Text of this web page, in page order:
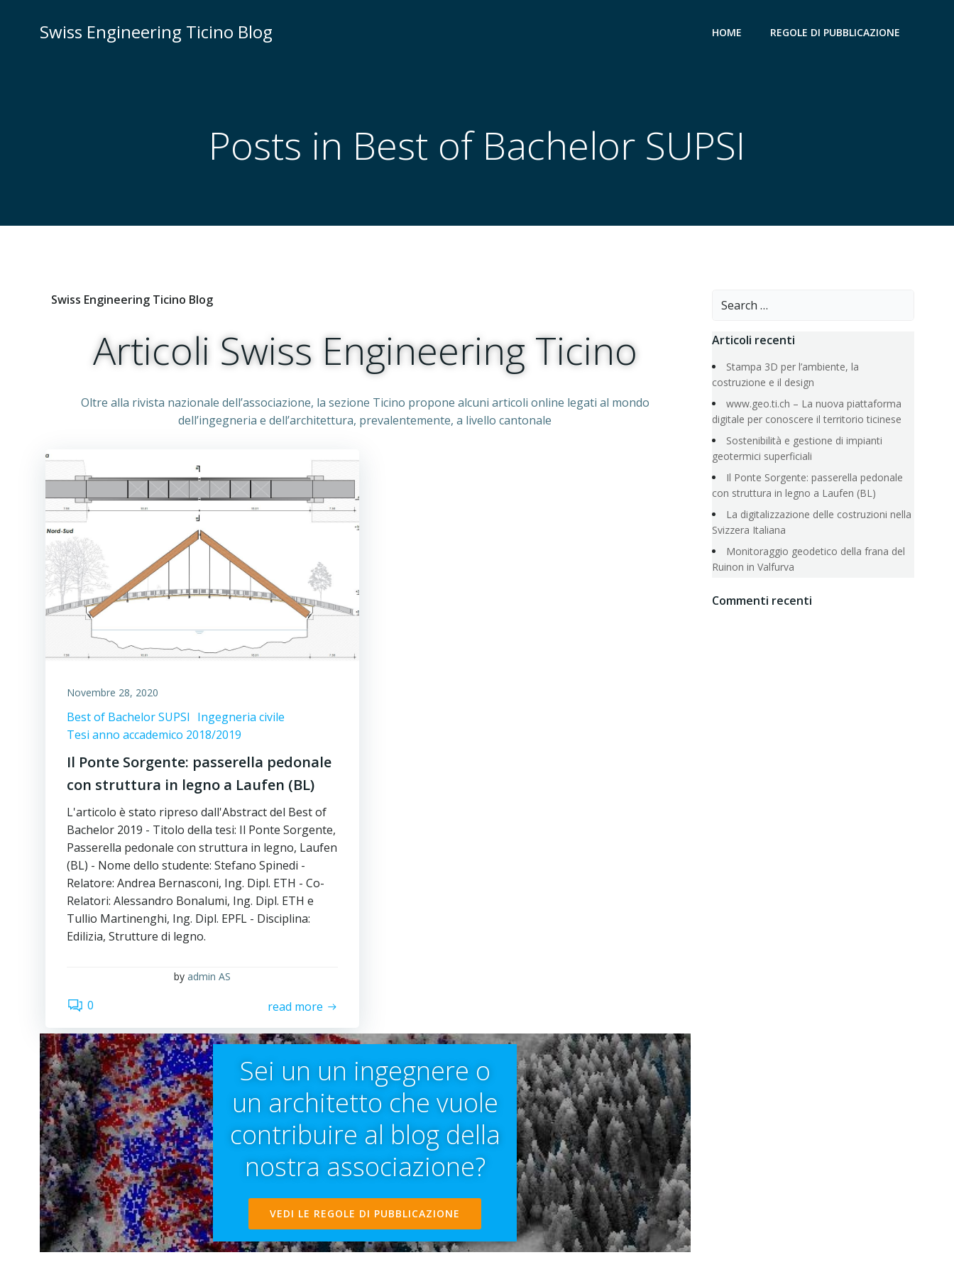
contenutoSwiss Engineering Ticino Blog HOME REGOLE DI PUBBLICAZIONE
Posts in Best of Bachelor SUPSI
Swiss Engineering Ticino Blog
Articoli Swiss Engineering Ticino
Oltre alla rivista nazionale dell’associazione, la sezione Ticino propone alcuni articoli online legati al mondo
dell’ingegneria e dell’architettura, prevalentemente, a livello cantonale
Novembre 28, 2020
Best of Bachelor SUPSI Ingegneria civile
Tesi anno accademico 2018/2019
Il Ponte Sorgente: passerella pedonale
con struttura in legno a Laufen (BL)
L'articolo è stato ripreso dall'Abstract del Best of
Bachelor 2019 - Titolo della tesi: Il Ponte Sorgente,
Passerella pedonale con struttura in legno, Laufen
(BL) - Nome dello studente: Stefano Spinedi -
Relatore: Andrea Bernasconi, Ing. Dipl. ETH - Co-
Relatori: Alessandro Bonalumi, Ing. Dipl. ETH e
Tullio Martinenghi, Ing. Dipl. EPFL - Disciplina:
Edilizia, Strutture di legno.
byadmin AS
0 read more
Sei un un ingegnere o
un architetto che vuole
contribuire al blog della
nostra associazione?
VEDI LE REGOLE DI PUBBLICAZIONE
Search
Articoli recenti
Stampa 3D per l’ambiente, la
costruzione e il design
www.geo.ti.ch – La nuova piattaforma
digitale per conoscere il territorio ticinese
Sostenibilità e gestione di impianti
geotermici superficiali
Il Ponte Sorgente: passerella pedonale
con struttura in legno a Laufen (BL)
La digitalizzazione delle costruzioni nella
Svizzera Italiana
Monitoraggio geodetico della frana del
Ruinon in Valfurva
Commenti recenti